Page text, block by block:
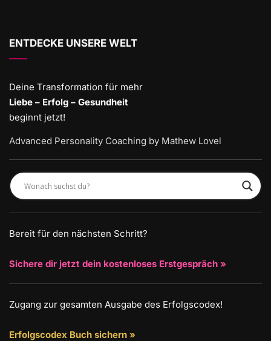
ENTDECKE UNSERE WELT
Deine Transformation für mehr
Liebe – Erfolg – Gesundheit
beginnt jetzt!
Advanced Personality Coaching by Mathew Lovel
Bereit für den nächsten Schritt?
Sichere dir jetzt dein kostenloses Erstgespräch »
Zugang zur gesamten Ausgabe des Erfolgscodex!
Erfolgscodex Buch sichern »